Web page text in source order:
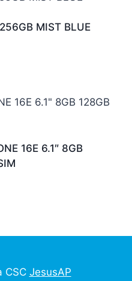
MIST BLUE
16E 6.1″ 8GB
CSC JesusAP